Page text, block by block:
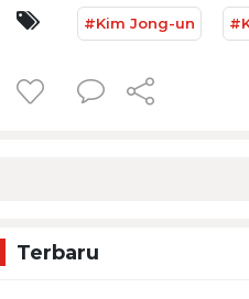
#Kim Jong-un
Terbaru